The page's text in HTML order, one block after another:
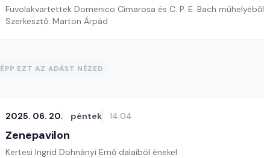
Fuvolakvartettek Domenico Cimarosa és C. P. E. Bach műhelyéből
Szerkesztő: Marton Árpád
ÉPP EZT AZ ADÁST NÉZED
2025. 06. 20. péntek 14:04
Zenepavilon
Kertesi Ingrid Dohnányi Ernő dalaiból énekel